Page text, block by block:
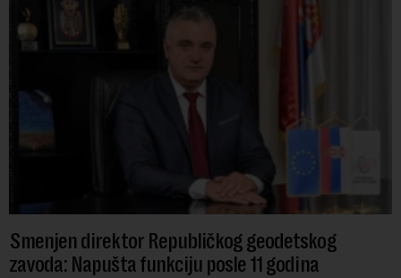
Smenjen direktor Republičkog geodetskog
zavoda: Napušta funkciju posle 11 godina